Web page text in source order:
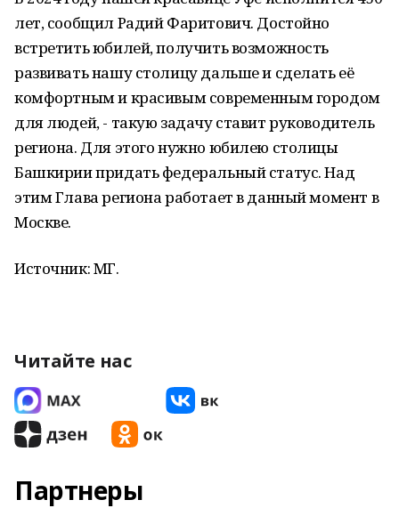
лет, сообщил Радий Фаритович. Достойно
встретить юбилей, получить возможность
развивать нашу столицу дальше и сделать её
комфортным и красивым современным городом
для людей, - такую задачу ставит руководитель
региона. Для этого нужно юбилею столицы
Башкирии придать федеральный статус. Над
этим Глава региона работает в данный момент в
Москве.
Источник: МГ.
Читайте нас
Партнеры